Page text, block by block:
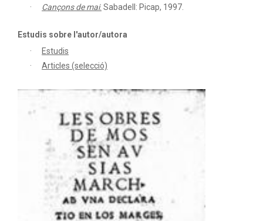
Cançons de mai. Sabadell: Picap, 1997.
Estudis sobre l'autor/autora
Estudis
Articles (selecció)